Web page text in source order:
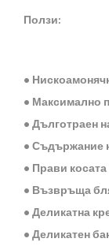
Ползи:
•
• Максимално
• Дълготраен
• Съдържание
• Прави
• Възвръща
• Деликатна
• Деликатен